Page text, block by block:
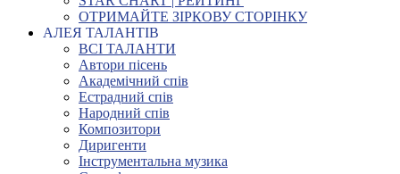
ОТРИМАЙТЕ ЗІРКОВУ СТОРІНКУ
АЛЕЯ ТАЛАНТІВ
ВСІ ТАЛАНТИ
Автори пісень
Академічний спів
Естрадний спів
Народний спів
Композитори
Диригенти
Інструментальна музика